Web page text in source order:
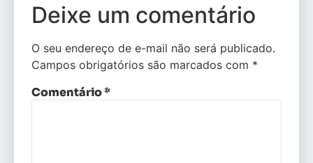
Deixe um comentário
O seu endereço de e-mail não será publicado.
Campos obrigatórios são marcados com *
Comentário*